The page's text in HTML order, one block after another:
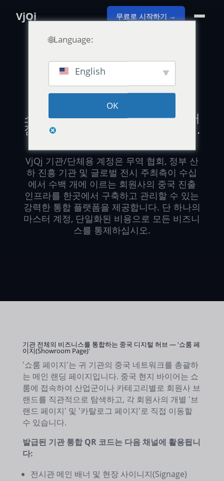
VjQj 무료로 시작하기 →
소속 회원사 전체의 중국 디지털 거
점, 단일 플랫폼으로 통합하십시오.
VjQj 기관/단체용 계정은 무역 협회, 정부 산
하 진흥 기관 및 글로벌 전시 주최측이 수십
에서 수백 개에 이르는 회원사의 중국 진출
인프라를 한곳에서 구축하고 관리할 수 있는
강력한 통합 플랫폼을 제공합니다. 단 하나의
마스터 계정, 단일화된 비용으로 모든 비즈니
스를 통제하십시오.
기관 전체의 비즈니스를 통합하는 중국 디지털 허브 — '쇼룸 페
이지(Showroom Page)'
'쇼룸 페이지'는 귀 기관의 중국 네트워크를 총괄하
는 메인 랜딩 페이지입니다. 중국 현지 바이어는 쇼
룸에 접속하여 산업군이나 카테고리별로 회원사 브
랜드를 직관적으로 탐색하고, 각 회원사의 개별 '브
랜드 페이지' 및 '카탈로그 페이지'로 직접 이동할
수 있습니다.
발급된 기관 통합 QR 코드는 다음 채널에 활용됩니
다:
전시관 메인 배너 및 현장 사이니지(Signage)
🌐Language:
English
OK